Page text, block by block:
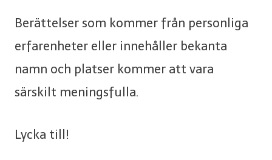
Berättelser som kommer från personliga
erfarenheter eller innehåller bekanta
namn och platser kommer att vara
särskilt meningsfulla.
Lycka till!